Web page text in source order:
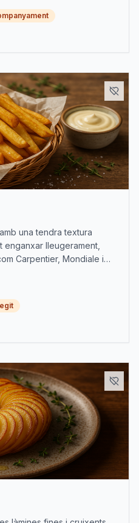
una tendra textura
lleugerament,
Carpentier, Mondiale i